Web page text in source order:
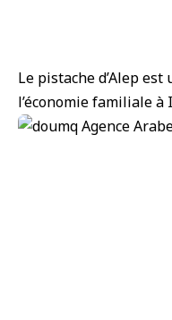
Le pistache d’Alep
l’économie familiale à